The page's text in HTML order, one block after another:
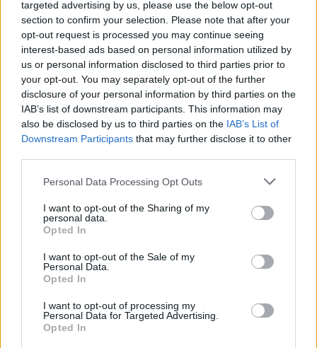
targeted advertising by us, please use the below opt-out
section to confirm your selection. Please note that after your
opt-out request is processed you may continue seeing
interest-based ads based on personal information utilized by
us or personal information disclosed to third parties prior to
your opt-out. You may separately opt-out of the further
disclosure of your personal information by third parties on the
IAB’s list of downstream participants. This information may
also be disclosed by us to third parties on the IAB’s List of
Downstream Participants that may further disclose it to other
Personal Data Processing Opt Outs
I want to opt-out of the Sharing of my
personal data.
Opted In
I want to opt-out of the Sale of my
Personal Data.
Opted In
I want to opt-out of processing my
Personal Data for Targeted Advertising.
Opted In
Rašyti komentarą
Jūsų vardas
Komentaras
Sutinku su taisyklėmis
reCAPTCHA and the Google